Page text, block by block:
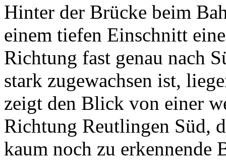
Hinter der Brücke beim
einem tiefen Einschnitt
Richtung fast genau nach
stark zugewachsen ist,
zeigt den Blick von einer
Richtung Reutlingen Süd,
kaum noch zu erkennende